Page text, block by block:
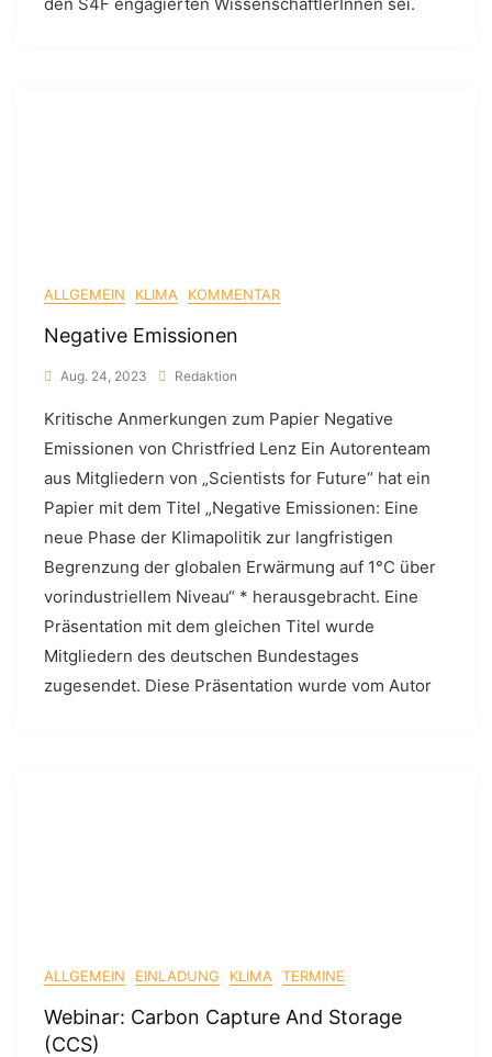
ALLGEMEIN KLIMA KOMMENTAR
Negative Emissionen
Aug. 24, 2023 Redaktion
Kritische Anmerkungen zum Papier Negative
Emissionen von Christfried Lenz Ein Autorenteam
aus Mitgliedern von „Scientists for Future“ hat ein
Papier mit dem Titel „Negative Emissionen: Eine
neue Phase der Klimapolitik zur langfristigen
Begrenzung der globalen Erwärmung auf 1°C über
vorindustriellem Niveau“ * herausgebracht. Eine
Präsentation mit dem gleichen Titel wurde
Mitgliedern des deutschen Bundestages
zugesendet. Diese Präsentation wurde vom Autor
ALLGEMEIN EINLADUNG KLIMA TERMINE
Webinar: Carbon Capture And Storage
(CCS)